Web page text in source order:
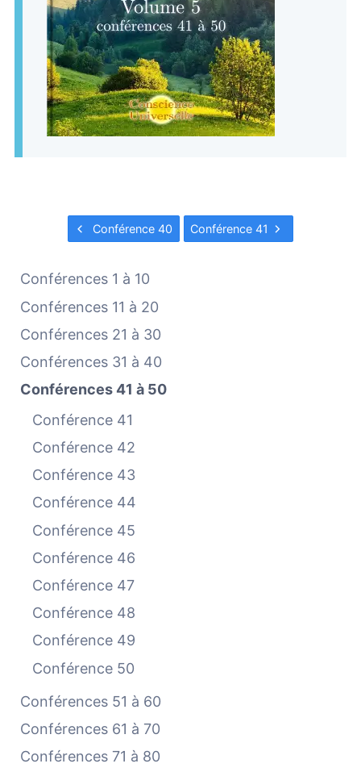
Conférence 40 Conférence 41
Conférences 1 à 10
Conférences 11 à 20
Conférences 21 à 30
Conférences 31 à 40
Conférences 41 à 50
Conférence 41
Conférence 42
Conférence 43
Conférence 44
Conférence 45
Conférence 46
Conférence 47
Conférence 48
Conférence 49
Conférence 50
Conférences 51 à 60
Conférences 61 à 70
Conférences 71 à 80